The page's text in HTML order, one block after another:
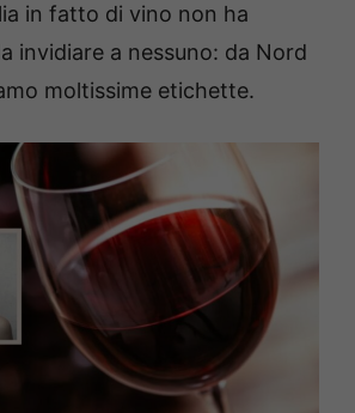
in fatto di vino non ha
invidiare a nessuno: da Nord
moltissime etichette.